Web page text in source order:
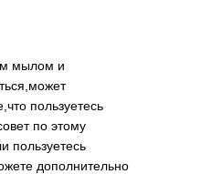
мылом и
пользуетесь
по этому
пользуетесь
дополнительно